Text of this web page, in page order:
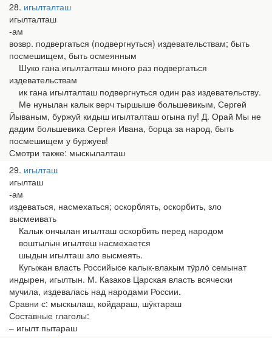
28 игылталташ
игылталташ
-ам
возвр. подвергаться (подвергнуться) издевательствам; быть
посмешищем, быть осмеянным
Шуко гана игылталташ много раз подвергаться
издевательствам
ик гана игылталташ подвергнуться один раз издевательству.
Ме нунылан калык верч тыршыше большевикым, Сергей
Йываным, буржуй кидыш игылталташ огына пу! Д. Орай Мы не
дадим большевика Сергея Ивана, борца за народ, быть
посмешищем у буржуев!
Смотри также: мыскылалташ
29 игылташ
игылташ
-ам
издеваться, насмехаться; оскорблять, оскорбить, зло
высмеивать
Калык ончылан игылташ оскорбить перед народом
воштылын игылтеш насмехается
шыдын игылташ зло высмеять.
Кугыжан власть Российысе калык-влакым тӱрлӧ семынат
индырен, игылтын. М. Казаков Царская власть всячески
мучила, издевалась над народами России.
Сравни с: мыскылаш, койдараш, шӱктараш
Составные глаголы:
– игылт пытараш